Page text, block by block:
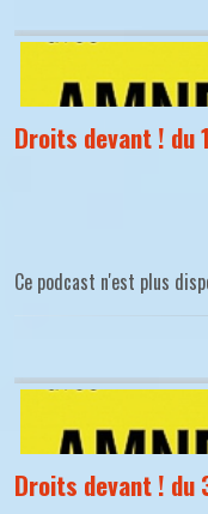
Droits devant ! du
Ce podcast n'est plus
Droits devant ! du